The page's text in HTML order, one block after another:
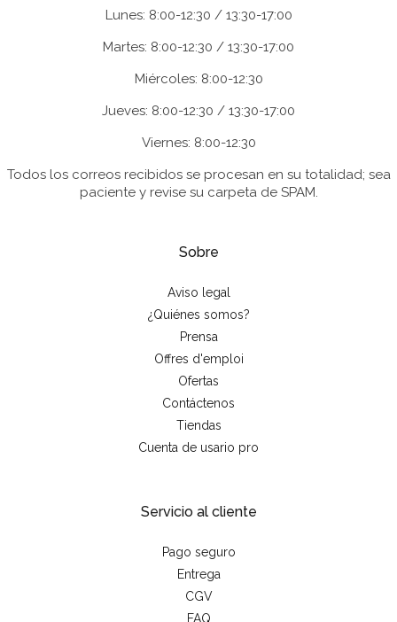
Lunes: 8:00-12:30 / 13:30-17:00
Martes: 8:00-12:30 / 13:30-17:00
Miércoles: 8:00-12:30
Jueves: 8:00-12:30 / 13:30-17:00
Viernes: 8:00-12:30
Todos los correos recibidos se procesan en su totalidad; sea
paciente y revise su carpeta de SPAM.
Sobre
Aviso legal
¿Quiénes somos?
Prensa
Offres d'emploi
Ofertas
Contáctenos
Tiendas
Cuenta de usario pro
Servicio al cliente
Pago seguro
Entrega
CGV
FAQ